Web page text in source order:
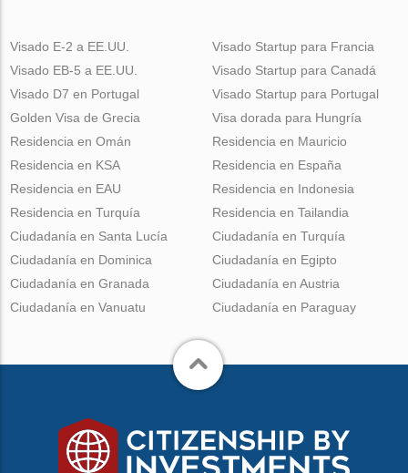
Visado E-2 a EE.UU.
Visado EB-5 a EE.UU.
Visado D7 en Portugal
Golden Visa de Grecia
Visado Startup para Francia
Visado Startup para Canadá
Visado Startup para Portugal
Visa dorada para Hungría
Residencia en Omán
Residencia en KSA
Residencia en EAU
Residencia en Turquía
Residencia en Mauricio
Residencia en España
Residencia en Indonesia
Residencia en Tailandia
Ciudadanía en Santa Lucía
Ciudadanía en Dominica
Ciudadanía en Granada
Ciudadanía en Vanuatu
Ciudadanía en Turquía
Ciudadanía en Egipto
Ciudadanía en Austria
Ciudadanía en Paraguay